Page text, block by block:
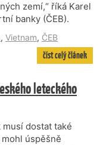
zemí,“ říká Karel
banky (ČEB).
, Vietnam, ČEB
číst celý článek
leteckého
dostat také
úspěšně